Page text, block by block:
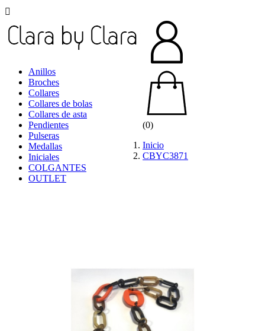

Anillos
Broches
Collares
Collares de bolas
Collares de asta
Pendientes
Pulseras
Medallas
Iniciales
COLGANTES
OUTLET
(0)
Inicio
CBYC3871